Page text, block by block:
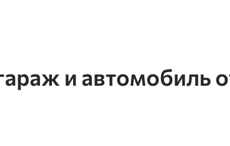
и автомобиль